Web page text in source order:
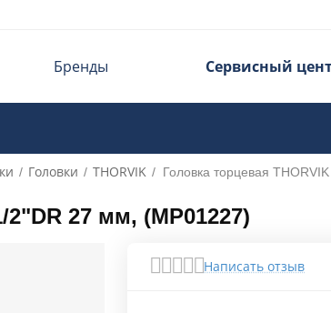
Бренды Сервисный
/ Головки / THORVIK / Головка торцевая
27 мм, (MP01227)
Написать отзыв